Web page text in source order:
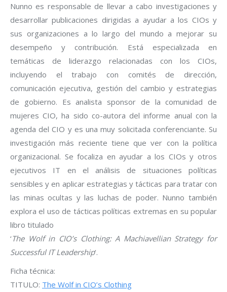
Nunno es responsable de llevar a cabo investigaciones y
desarrollar publicaciones dirigidas a ayudar a los CIOs y
sus organizaciones a lo largo del mundo a mejorar su
desempeño y contribución. Está especializada en
temáticas de liderazgo relacionadas con los CIOs,
incluyendo el trabajo con comités de dirección,
comunicación ejecutiva, gestión del cambio y estrategias
de gobierno. Es analista sponsor de la comunidad de
mujeres CIO, ha sido co-autora del informe anual con la
agenda del CIO y es una muy solicitada conferenciante. Su
investigación más reciente tiene que ver con la política
organizacional. Se focaliza en ayudar a los CIOs y otros
ejecutivos IT en el análisis de situaciones políticas
sensibles y en aplicar estrategias y tácticas para tratar con
las minas ocultas y las luchas de poder. Nunno también
explora el uso de tácticas políticas extremas en su popular
libro titulado
‘The Wolf in CIO’s Clothing: A Machiavellian Strategy for
Successful IT Leadership‘.
Ficha técnica:
TITULO: The Wolf in CIO’s Clothing